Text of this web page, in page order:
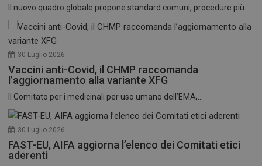
Il nuovo quadro globale propone standard comuni, procedure più...
30 Luglio 2026
Vaccini anti-Covid, il CHMP raccomanda
l’aggiornamento alla variante XFG
Il Comitato per i medicinali per uso umano dell’EMA,...
30 Luglio 2026
FAST-EU, AIFA aggiorna l’elenco dei Comitati etici
aderenti